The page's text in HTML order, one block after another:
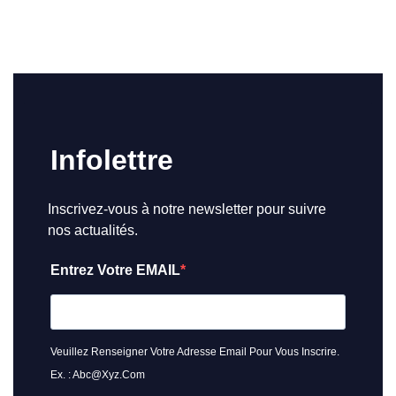
Infolettre
Inscrivez-vous à notre newsletter pour suivre
nos actualités.
Entrez Votre EMAIL
Veuillez Renseigner Votre Adresse Email Pour Vous Inscrire.
Ex. : Abc@xyz.com